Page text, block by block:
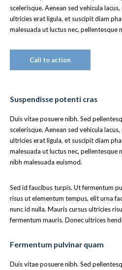
scelerisque. Aenean sed vehicula
ultricies erat ligula, et suscipit diam
malesuada ut luctus nec, pellentesque
Call to action
Suspendisse potenti cras
Duis vitae posuere nibh. Sed
scelerisque. Aenean sed vehicula
ultricies erat ligula, et suscipit diam
malesuada ut luctus nec,
nibh malesuada euismod.
Sed id faucibus turpis. Ut fermentum
risus ut elementum tempus, elit urna
nunc id nulla. Mauris cursus ultricies
fermentum mauris. Donec ultrices
Fermentum pulvinar quam
Duis vitae posuere nibh. Sed